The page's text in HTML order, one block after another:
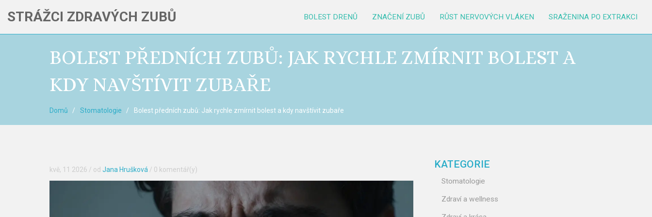
STRÁŽCI ZDRAVÝCH ZUBŮ BOLEST DRENŮ ZNAČENÍ ZUBŮ RŮST NERVOVÝCH VLÁKEN SRAŽENINA PO EXTRAKCI
BOLEST PŘEDNÍCH ZUBŮ: JAK RYCHLE ZMÍRNIT BOLEST A
KDY NAVŠTÍVIT ZUBAŘE
Domů Stomatologie Bolest předních zubů: Jak rychle zmírnit bolest a kdy navštívit zubaře
kvě, 11 2026 / od Jana Hrušková / 0 komentář(y) KATEGORIE
Stomatologie
Zdraví a wellness